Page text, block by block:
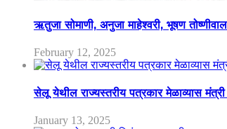
ऋतुजा सोमाणी, अनुजा माहेश्वरी, भूषण
February 12, 2025
सेलू येथील राज्यस्तरीय पत्रकार मेळाव्यास
January 13, 2025